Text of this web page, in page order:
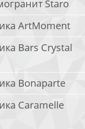
Staro
ArtMoment
Bars Crystal
Bonaparte
Caramelle